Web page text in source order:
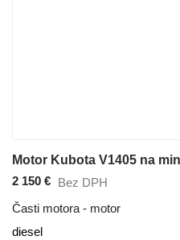
Motor Kubota V1405 na
2 150 € Bez DPH
Časti motora - motor
diesel